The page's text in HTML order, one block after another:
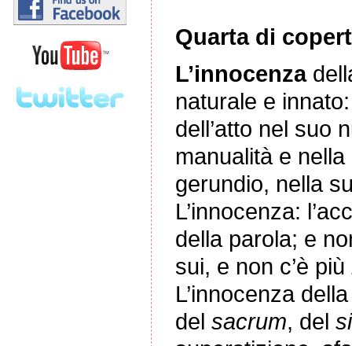
Quarta di
L’innocenza
naturale e
dell’atto nel suo
manualità e
gerundio, nella
L’innocenza:
della parola; e
sui, e non c’è più
L’innocenza
del sacrum, del